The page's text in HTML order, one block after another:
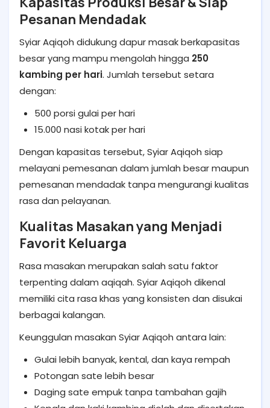
Pesanan Mendadak
Syiar Aqiqoh didukung dapur masak berkapasitas
besar yang mampu mengolah hingga 250
kambing per hari. Jumlah tersebut setara
dengan:
500 porsi gulai per hari
15.000 nasi kotak per hari
Dengan kapasitas tersebut, Syiar Aqiqoh siap
melayani pemesanan dalam jumlah besar maupun
pemesanan mendadak tanpa mengurangi kualitas
rasa dan pelayanan.
Kualitas Masakan yang Menjadi
Favorit Keluarga
Rasa masakan merupakan salah satu faktor
terpenting dalam aqiqah. Syiar Aqiqoh dikenal
memiliki cita rasa khas yang konsisten dan disukai
berbagai kalangan.
Keunggulan masakan Syiar Aqiqoh antara lain:
Gulai lebih banyak, kental, dan kaya rempah
Potongan sate lebih besar
Daging sate empuk tanpa tambahan gajih